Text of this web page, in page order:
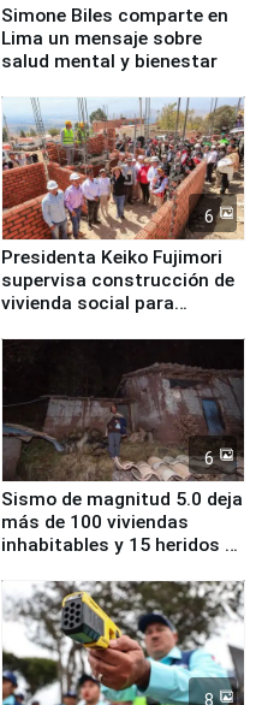
Simone Biles comparte en
Lima un mensaje sobre
salud mental y bienestar
6
Presidenta Keiko Fujimori
supervisa construcción de
vivienda social para
6
Sismo de magnitud 5.0 deja
más de 100 viviendas
inhabitables y 15 heridos en
8